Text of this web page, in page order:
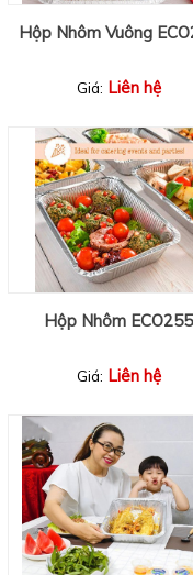
Hộp Nhôm Vuông
Giá: Liên hệ
Hộp Nhôm ECO255
Giá: Liên hệ